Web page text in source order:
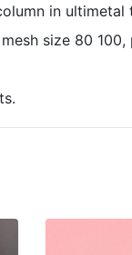
in
size 80